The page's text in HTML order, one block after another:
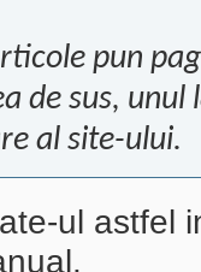
pun
de sus, unul
al site-ului.
ul astfel